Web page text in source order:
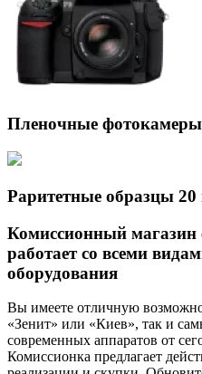
Пленочные фотокамеры
Раритетные образцы 20
Комиссионный магазин
работает со всеми
оборудования
Вы имеете отличную
«Зенит» или «Киев», так и
современных аппаратов от
Комиссионка предлагает